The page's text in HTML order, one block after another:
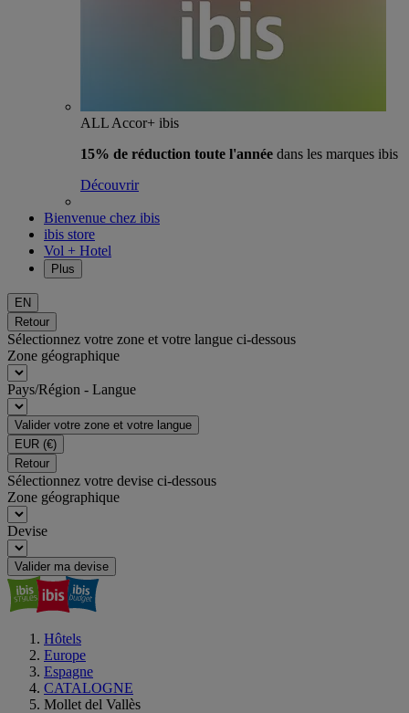
ALL Accor+ ibis
15% de réduction toute l'année dans les marques ibis
Découvrir
Bienvenue chez ibis
ibis store
Vol + Hotel
Plus
EN
Retour
Sélectionnez votre zone et votre langue ci-dessous
Zone géographique
Pays/Région - Langue
Valider votre zone et votre langue
EUR (€)
Retour
Sélectionnez votre devise ci-dessous
Zone géographique
Devise
Valider ma devise
Hôtels
Europe
Espagne
CATALOGNE
Mollet del Vallès